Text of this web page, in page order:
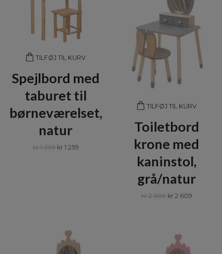
TILFØJ TIL KURV
Spejlbord med
taburet til
børneværelset,
natur
kr 1 399 kr 1 259
TILFØJ TIL KURV
Toiletbord
krone med
kaninstol,
grå/natur
kr 2 899 kr 2 609